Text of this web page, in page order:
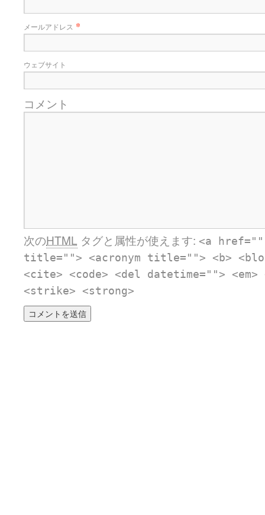
メールアドレス *
ウェブサイト
コメント
次のHTML タグと属性が使えます: <a
title=""> <acronym title=""> <b>
<cite> <code> <del datetime="">
<strike> <strong>